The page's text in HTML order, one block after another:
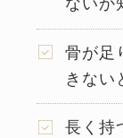
ないか
骨が足
きない
長く持